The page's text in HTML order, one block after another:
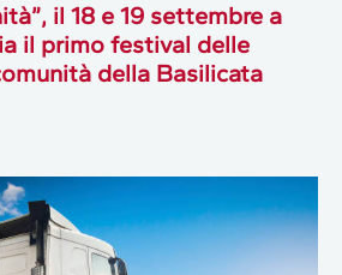
il 18 e 19 settembre a
il primo festival delle
della Basilicata